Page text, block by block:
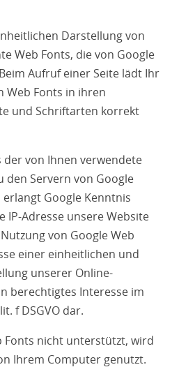
Darstellung von
Web Fonts, die von Google
Aufruf einer Seite lädt Ihr
Web Fonts in ihren
und Schriftarten korrekt
der von Ihnen verwendete
den Servern von Google
Google Kenntnis
IP-Adresse unsere Website
von Google Web
einer einheitlichen und
unserer Online-
berechtigtes Interesse im
f DSGVO dar.
Fonts nicht unterstützt, wird
Ihrem Computer genutzt.